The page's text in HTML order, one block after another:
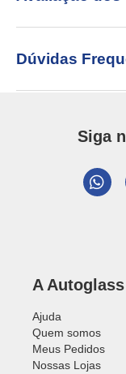
Dúvidas
Siga
A Autoglass
Ajuda
Quem somos
Meus Pedidos
Nossas Lojas